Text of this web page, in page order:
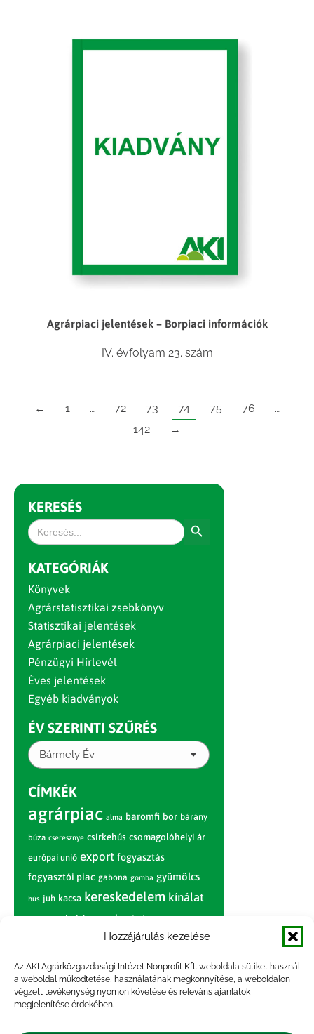
Hozzájárulás kezelése
Az AKI Agrárközgazdasági Intézet Nonprofit Kft. weboldala sütiket használ
a weboldal működtetése, használatának megkönnyítése, a weboldalon
végzett tevékenység nyomon követése és releváns ajánlatok
megjelenítése érdekében.
Agrárpiaci jelentések – Borpiaci információk
IV. évfolyam 23. szám
← 1 … 72 73 74 75 76
…
142
→
KERESÉS
Search
for:
KATEGÓRIÁK
Könyvek
Agrárstatisztikai zsebkönyv
Statisztikai jelentések
Agrárpiaci jelentések
Pénzügyi Hírlevél
Éves jelentések
Egyéb kiadványok
ÉV SZERINTI SZŰRÉS
Bármely Év
CÍMKÉK
agrárpiac alma baromfi bor bárány
búza cseresznye csirkehús csomagolóhelyi ár
európai unió export fogyasztás
fogyasztói piac gabona gomba gyümölcs
hús juh kacsa kereskedelem kínálat
körte marhahús nagybani piac narancs
nemzetközi árinformációk
paradicsom piac piaci jelentés
pulyka pulykahús sertés sertéshús
szarvasmarha termelés
termelői